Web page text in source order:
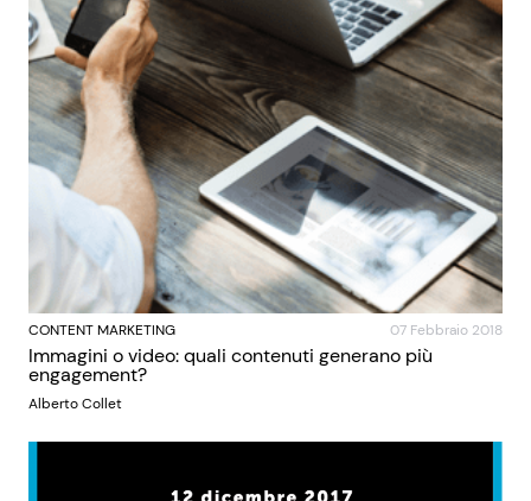
CONTENT MARKETING 07 Febbraio 2018
Immagini o video: quali contenuti generano più
engagement?
Alberto Collet